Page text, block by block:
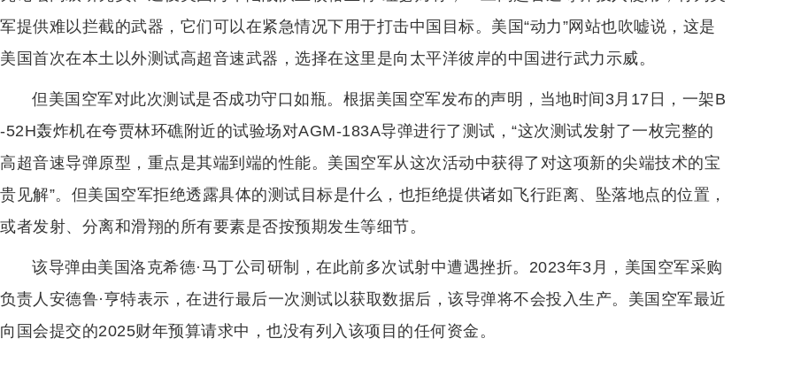
军提供难以拦截的武器，它们可以在紧急情况下用于打击中国目标。美国“动力”网站也吹嘘说，这是
美国首次在本土以外测试高超音速武器，选择在这里是向太平洋彼岸的中国进行武力示威。
但美国空军对此次测试是否成功守口如瓶。根据美国空军发布的声明，当地时间3月17日，一架B
-52H轰炸机在夸贾林环礁附近的试验场对AGM-183A导弹进行了测试，“这次测试发射了一枚完整的
高超音速导弹原型，重点是其端到端的性能。美国空军从这次活动中获得了对这项新的尖端技术的宝
贵见解”。但美国空军拒绝透露具体的测试目标是什么，也拒绝提供诸如飞行距离、坠落地点的位置，
或者发射、分离和滑翔的所有要素是否按预期发生等细节。
该导弹由美国洛克希德·马丁公司研制，在此前多次试射中遭遇挫折。2023年3月，美国空军采购
负责人安德鲁·亨特表示，在进行最后一次测试以获取数据后，该导弹将不会投入生产。美国空军最近
向国会提交的2025财年预算请求中，也没有列入该项目的任何资金。